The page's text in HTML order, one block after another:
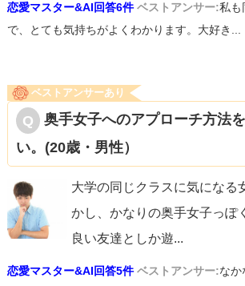
恋愛マスター&AI回答6件 ベストアンサー:私も
で、とても気持ちがよくわかります。大好き...
ベストアンサーあり
奥手女子へのアプローチ方法
い。(20歳・男性）
大学の同じクラスに気になる
かし、かなりの奥手女子っぽ
良い友達としか遊...
恋愛マスター&AI回答5件 ベストアンサー:なか